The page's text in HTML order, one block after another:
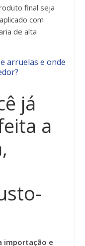
final seja
com
de alta
arruelas e onde
já
a
importação e